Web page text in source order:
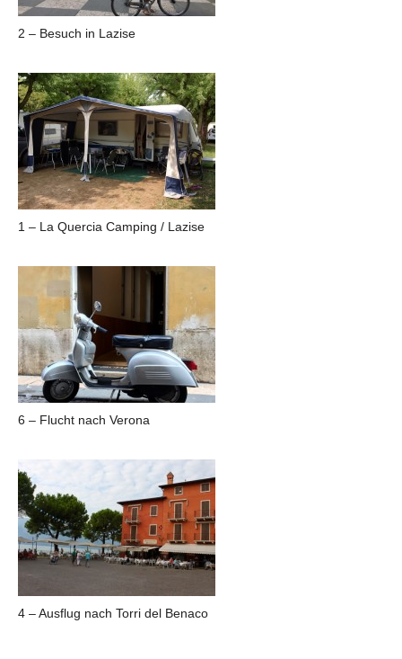
2 – Besuch in Lazise
1 – La Quercia Camping / Lazise
6 – Flucht nach Verona
4 – Ausflug nach Torri del Benaco